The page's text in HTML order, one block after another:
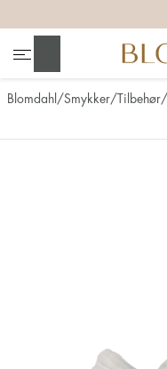
Blomdahl Smykker Tilbehør